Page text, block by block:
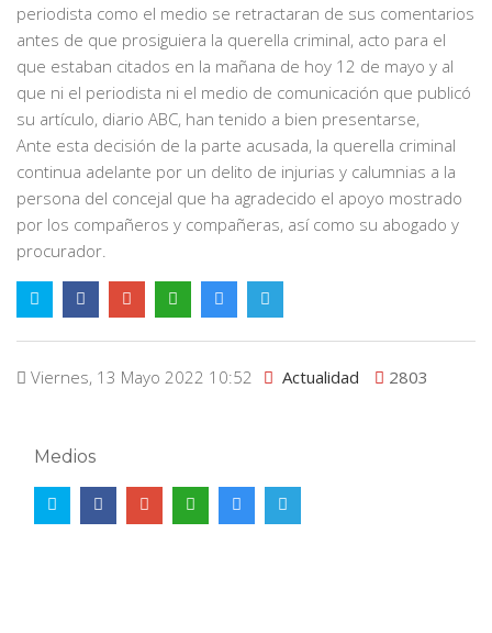
periodista como el medio se retractaran de sus comentarios
antes de que prosiguiera la querella criminal, acto para el
que estaban citados en la mañana de hoy 12 de mayo y al
que ni el periodista ni el medio de comunicación que publicó
su artículo, diario ABC, han tenido a bien presentarse,
Ante esta decisión de la parte acusada, la querella criminal
continua adelante por un delito de injurias y calumnias a la
persona del concejal que ha agradecido el apoyo mostrado
por los compañeros y compañeras, así como su abogado y
procurador.
Viernes, 13 Mayo 2022 10:52 Actualidad 2803
Medios